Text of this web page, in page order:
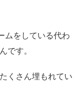
ムをしている代わ
です。
くさん埋もれてい